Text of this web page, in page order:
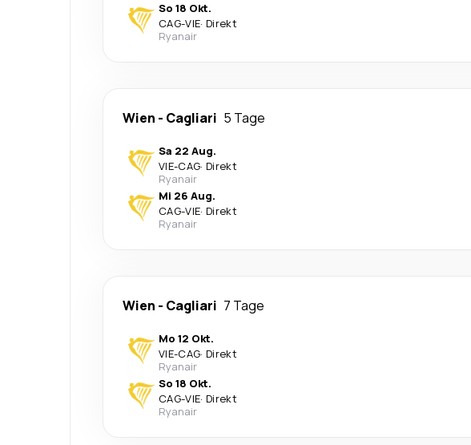
So 18 Okt.
CAG-VIE· Direkt
Ryanair
Wien - Cagliari 5 Tage
Sa 22 Aug.
VIE-CAG· Direkt
Ryanair
Mi 26 Aug.
CAG-VIE· Direkt
Ryanair
Wien - Cagliari 7 Tage
Mo 12 Okt.
VIE-CAG· Direkt
Ryanair
So 18 Okt.
CAG-VIE· Direkt
Ryanair